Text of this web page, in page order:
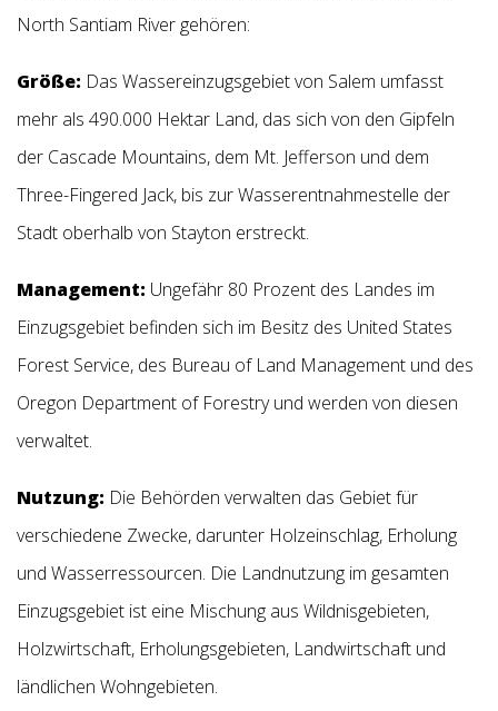
North Santiam River gehören:
Größe: Das Wassereinzugsgebiet von Salem umfasst
mehr als 490.000 Hektar Land, das sich von den Gipfeln
der Cascade Mountains, dem Mt. Jefferson und dem
Three-Fingered Jack, bis zur Wasserentnahmestelle der
Stadt oberhalb von Stayton erstreckt.
Management: Ungefähr 80 Prozent des Landes im
Einzugsgebiet befinden sich im Besitz des United States
Forest Service, des Bureau of Land Management und des
Oregon Department of Forestry und werden von diesen
verwaltet.
Nutzung: Die Behörden verwalten das Gebiet für
verschiedene Zwecke, darunter Holzeinschlag, Erholung
und Wasserressourcen. Die Landnutzung im gesamten
Einzugsgebiet ist eine Mischung aus Wildnisgebieten,
Holzwirtschaft, Erholungsgebieten, Landwirtschaft und
ländlichen Wohngebieten.